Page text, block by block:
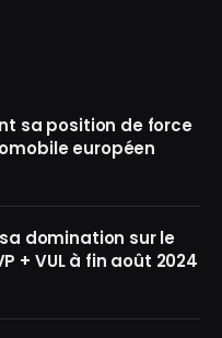
sa position de force
européen
domination sur le
+ VUL à fin août 2024